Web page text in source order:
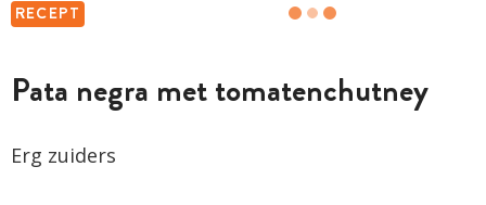
RECEPT
Pata negra met tomatenchutney
Erg zuiders